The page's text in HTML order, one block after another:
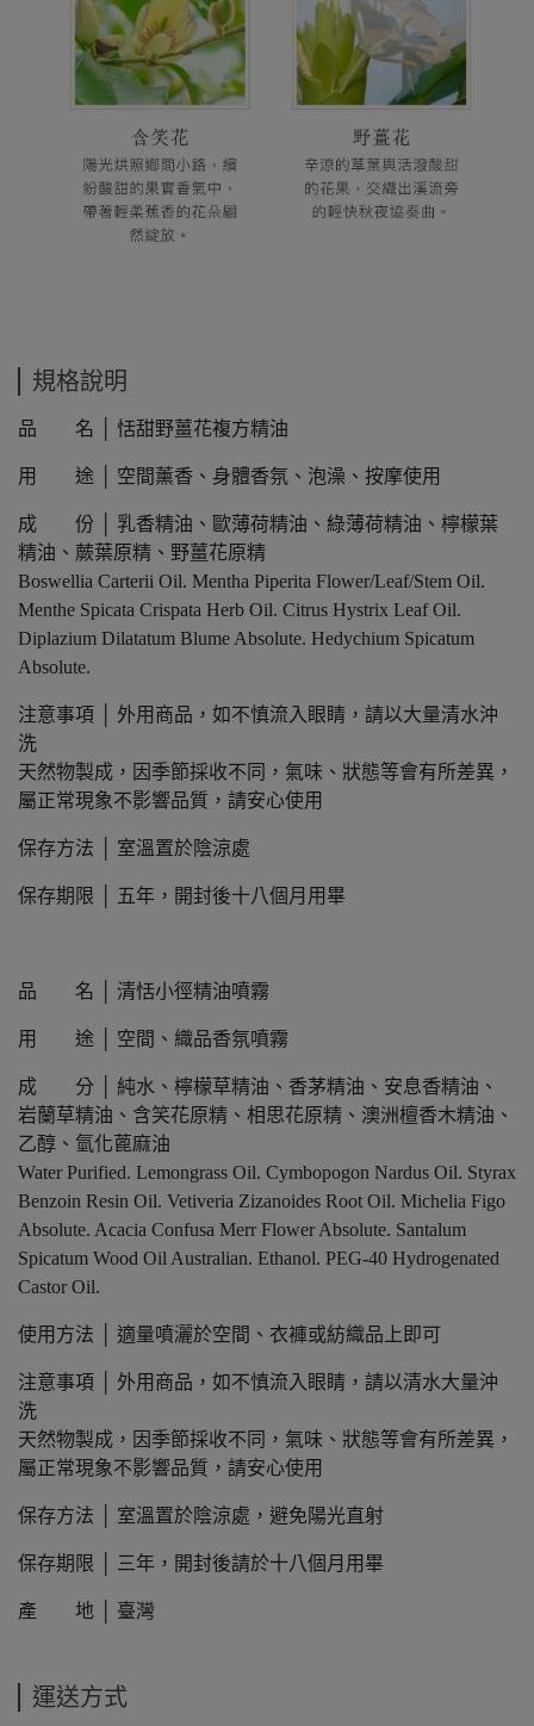
規格說明
品 名 │ 恬甜野薑花複方精油
用 途 │ 空間薰香、身體香氛、泡澡、按摩使用
成 份 │ 乳香精油、歐薄荷精油、綠薄荷精油、檸檬葉
精油、蕨葉原精、野薑花原精
Boswellia Carterii Oil. Mentha Piperita Flower/Leaf/Stem Oil.
Menthe Spicata Crispata Herb Oil. Citrus Hystrix Leaf Oil.
Diplazium Dilatatum Blume Absolute. Hedychium Spicatum
Absolute.
注意事項 │ 外用商品，如不慎流入眼睛，請以大量清水沖
洗
天然物製成，因季節採收不同，氣味、狀態等會有所差異，
屬正常現象不影響品質，請安心使用
保存方法 │ 室溫置於陰涼處
保存期限 │ 五年，開封後十八個月用畢
品 名 │ 清恬小徑精油噴霧
用 途 │ 空間、織品香氛噴霧
成 分 │ 純⽔、檸檬草精油、香茅精油、安息香精油、
岩蘭草精油、含笑花原精、相思花原精、澳洲檀香⽊精油、
⼄醇、氫化蓖⿇油
Water Purified. Lemongrass Oil. Cymbopogon Nardus Oil. Styrax
Benzoin Resin Oil. Vetiveria Zizanoides Root Oil. Michelia Figo
Absolute. Acacia Confusa Merr Flower Absolute. Santalum
Spicatum Wood Oil Australian. Ethanol. PEG-40 Hydrogenated
Castor Oil.
使用方法 │ 適量噴灑於空間、衣褲或紡織品上即可
注意事項 │ 外⽤商品，如不慎流入眼睛，請以清⽔⼤量沖
洗
天然物製成，因季節採收不同，氣味、狀態等會有所差異，
屬正常現象不影響品質，請安⼼使⽤
保存方法 │ 室溫置於陰涼處，避免陽光直射
保存期限 │ 三年，開封後請於十八個⽉⽤畢
產 地 │ 臺灣
運送方式